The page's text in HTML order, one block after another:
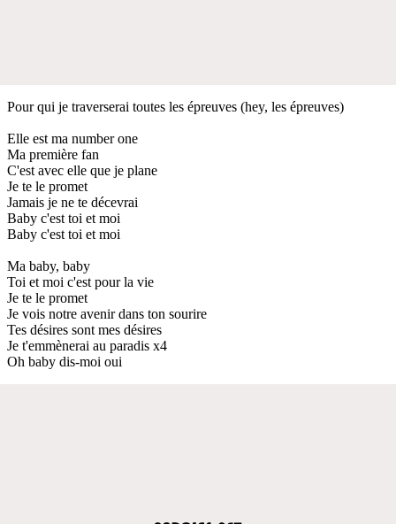
Pour qui je traverserai toutes les épreuves (hey, les épreuves)
Elle est ma number one
Ma première fan
C'est avec elle que je plane
Je te le promet
Jamais je ne te décevrai
Baby c'est toi et moi
Baby c'est toi et moi
Ma baby, baby
Toi et moi c'est pour la vie
Je te le promet
Je vois notre avenir dans ton sourire
Tes désires sont mes désires
Je t'emmènerai au paradis x4
Oh baby dis-moi oui